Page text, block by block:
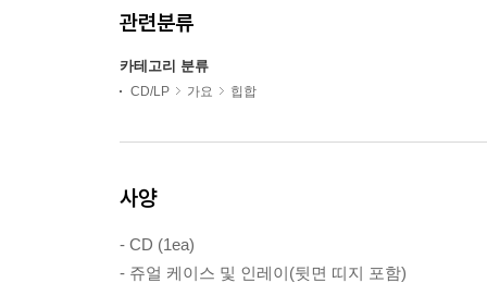
관련분류
카테고리 분류
CD/LP 가요 힙합
사양
- CD (1ea)
- 쥬얼 케이스 및 인레이(뒷면 띠지 포함)